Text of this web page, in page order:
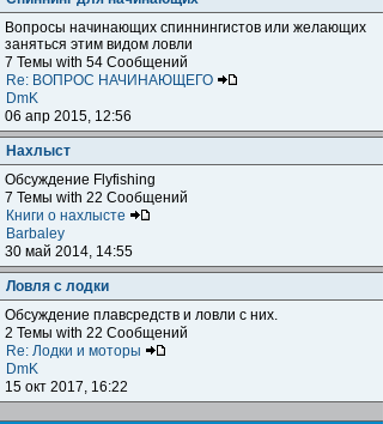
Вопросы начинающих спиннингистов или желающих
заняться этим видом ловли
7 Темы with 54 Сообщений
Re: ВОПРОС НАЧИНАЮЩЕГО
DmK
06 апр 2015, 12:56
Нахлыст
Обсуждение Flyfishing
7 Темы with 22 Сообщений
Книги о нахлысте
Barbaley
30 май 2014, 14:55
Ловля с лодки
Обсуждение плавсредств и ловли с них.
2 Темы with 22 Сообщений
Re: Лодки и моторы
DmK
15 окт 2017, 16:22